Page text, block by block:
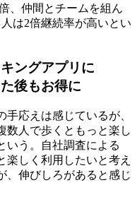
、仲間とチームを組ん
は2倍継続率が高いとい
ングアプリに
後もお得に
手応えは感じているが、
数人で歩くともっと楽し
いう。自社調査による
楽しく利用したいと考え
、伸びしろがあると感じ